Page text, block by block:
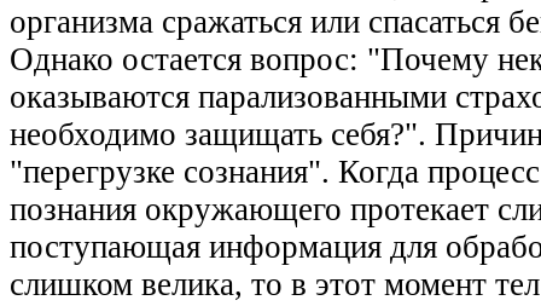
организма сражаться или спасаться
Однако остается вопрос: "Почему
оказываются парализованными
необходимо защищать себя?".
"перегрузке сознания". Когда
познания окружающего протекает
поступающая информация для
слишком велика, то в этот момент